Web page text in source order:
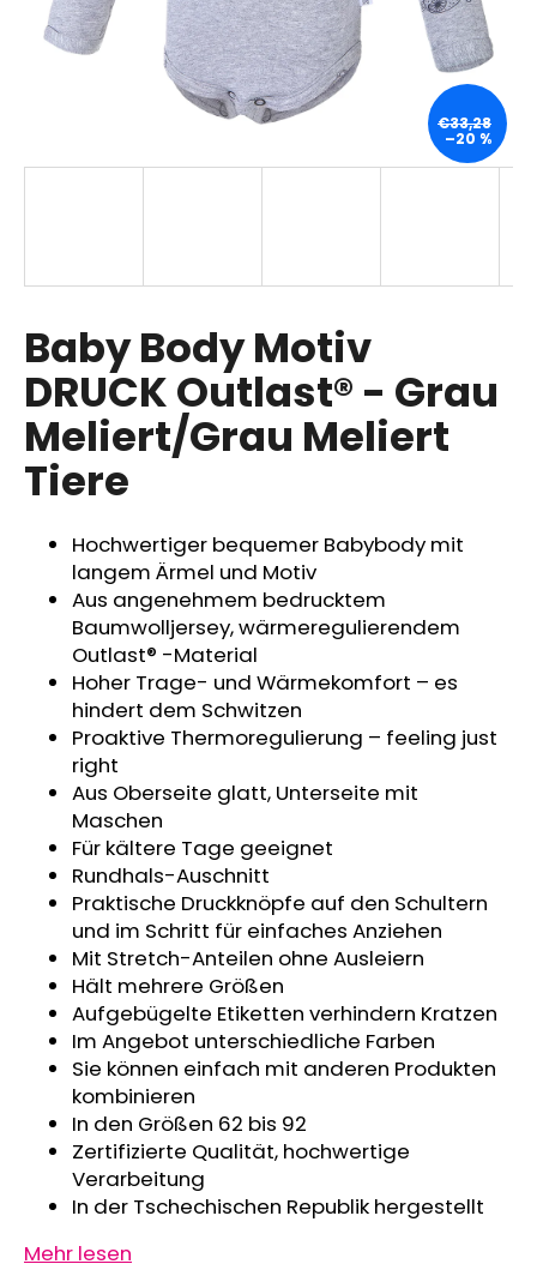
Baby Body Motiv
DRUCK Outlast® - Grau
Meliert/Grau Meliert
Tiere
Hochwertiger bequemer Babybody mit
langem Ärmel und Motiv
Aus angenehmem bedrucktem
Baumwolljersey, wärmeregulierendem
Outlast® -Material
Hoher Trage- und Wärmekomfort – es
hindert dem Schwitzen
Proaktive Thermoregulierung – feeling just
right
Aus Oberseite glatt, Unterseite mit
Maschen
Für kältere Tage geeignet
Rundhals-Auschnitt
Praktische Druckknöpfe auf den Schultern
und im Schritt für einfaches Anziehen
Mit Stretch-Anteilen ohne Ausleiern
Hält mehrere Größen
Aufgebügelte Etiketten verhindern Kratzen
Im Angebot unterschiedliche Farben
Sie können einfach mit anderen Produkten
kombinieren
In den Größen 62 bis 92
Zertifizierte Qualität, hochwertige
Verarbeitung
In der Tschechischen Republik hergestellt
Mehr lesen
€33,28
–20 %
SUCHEN
p
f
e
h
l
e
SWEATHOSE
DENIM
LÖWE
€32,50